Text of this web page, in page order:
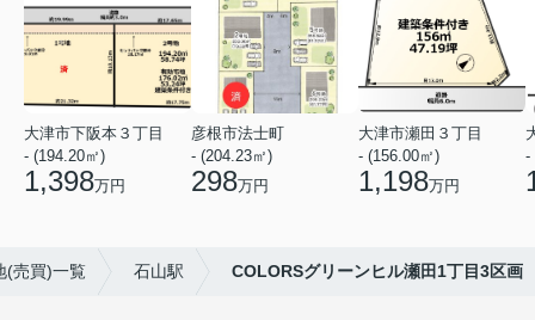
大津市下阪本３丁目
- (194.20㎡)
1,398万円
彦根市法士町
- (204.23㎡)
298万円
大津市瀬田３丁目
- (156.00㎡)
1,198万円
-
(売買)一覧 石山駅 COLORSグリーンヒル瀬田1丁目3区画